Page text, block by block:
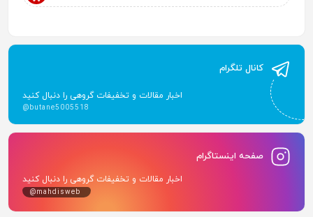
کانال تلگرام
اخبار مقالات و تخفیفات گروهی را دنبال کنید
@butane5005518
صفحه اینستاگرام
اخبار مقالات و تخفیفات گروهی را دنبال کنید
@mahdisweb